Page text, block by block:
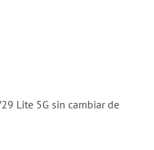
Lite 5G sin cambiar de